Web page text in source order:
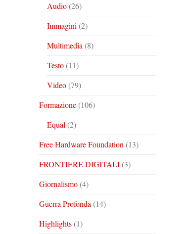
Audio(26)
Immagini (2)
Multimedia (8)
Testo(11)
Video(79)
Formazione(106)
Equal (2)
Free Hardware Foundation (13)
FRONTIERE DIGITALI(3)
Giornalismo(4)
Guerra Profonda (14)
Highlights(1)